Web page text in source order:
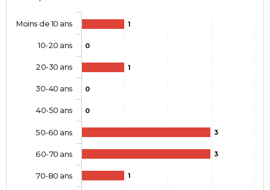
1
0
1
0
0
3
3
1
Moins de 10 ans
10-20 ans
20-30 ans
30-40 ans
40-50 ans
50-60 ans
60-70 ans
70-80 ans